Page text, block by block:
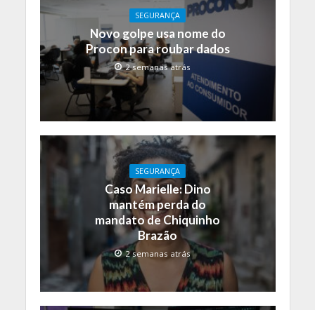
SEGURANÇA
Novo golpe usa nome do
Procon para roubar dados
2 semanas atrás
SEGURANÇA
Caso Marielle: Dino
mantém perda do
mandato de Chiquinho
Brazão
2 semanas atrás